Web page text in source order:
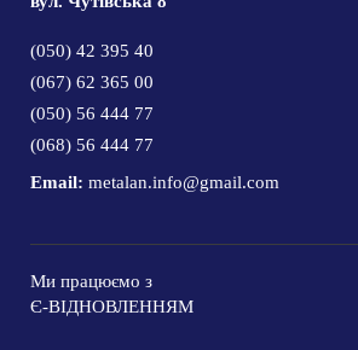
(050) 42 395 40
(067) 62 365 00
(050) 56 444 77
(068) 56 444 77
Email: metalan.info@gmail.com
Ми працюємо з
Є-ВІДНОВЛЕННЯМ